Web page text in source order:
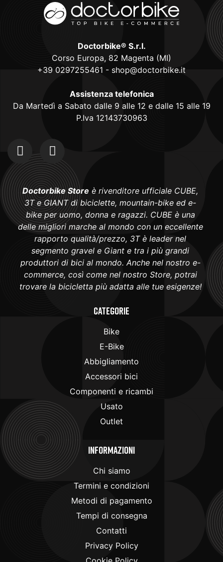
Doctorbike® S.r.l.
Corso Europa, 82 Magenta (MI)
+39 0297255461 - shop@doctorbike.it
Assistenza telefonica
Da Martedì a Sabato dalle 9 alle 12 e dalle 15 alle 19
P.Iva 12143730963
Doctorbike Store è rivenditore ufficiale CUBE,
3T e GIANT di biciclette, mountain-bike ed e-
bike per uomo, donna e ragazzi. CUBE è una
delle migliori marche al mondo con un eccellente
rapporto qualità/prezzo, 3T è leader nel
segmento gravel e Giant e tra i più grandi
produttori di bici al mondo. Anche nel nostro e-
commerce, così come nel nostro Store, potrai
trovare la bicicletta più adatta alle tue esigenze!
Categorie
Bike
E-Bike
Abbigliamento
Accessori bici
Componenti e ricambi
Usato
Outlet
Informazioni
Chi siamo
Termini e condizioni
Metodi di pagamento
Tempi di consegna
Contatti
Privacy Policy